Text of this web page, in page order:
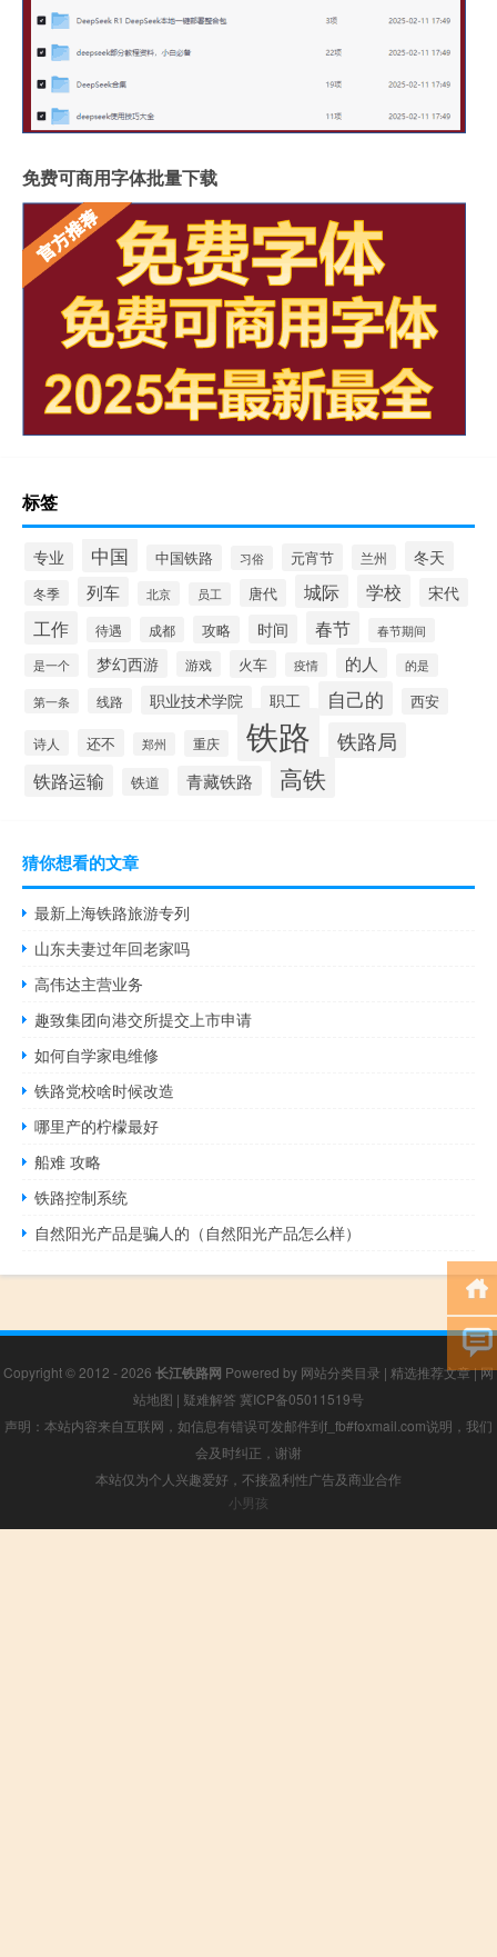
免费可商用字体批量下载
标签
专业 中国 中国铁路 习俗 元宵节 兰州 冬天
冬季 列车 北京 员工 唐代 城际 学校 宋代
工作 待遇 成都 攻略 时间 春节 春节期间
是一个 梦幻西游 游戏 火车 疫情 的人 的是
第一条 线路 职业技术学院 职工 自己的 西安
诗人 还不 郑州 重庆 铁路 铁路局
铁路运输 铁道 青藏铁路 高铁
猜你想看的文章
最新上海铁路旅游专列
山东夫妻过年回老家吗
高伟达主营业务
趣致集团向港交所提交上市申请
如何自学家电维修
铁路党校啥时候改造
哪里产的柠檬最好
船难 攻略
铁路控制系统
自然阳光产品是骗人的（自然阳光产品怎么样）
Copyright © 2012 - 2026 长江铁路网 Powered by 网站分类目录 | 精选推荐文章|网
站地图 | 疑难解答 冀ICP备05011519号
声明：本站内容来自互联网，如信息有错误可发邮件到f_fb#foxmail.com说明，我们
会及时纠正，谢谢
本站仅为个人兴趣爱好，不接盈利性广告及商业合作
小男孩